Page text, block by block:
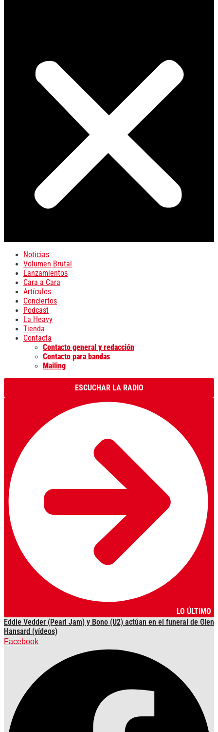
Noticias
Volumen Brutal
Lanzamientos
Cara a Cara
Artículos
Conciertos
Podcast
La Heavy
Tienda
Contacta
Contacto general y redacción
Contacto para bandas
Mailing
ESCUCHAR LA RADIO
LO ÚLTIMO
Eddie Vedder (Pearl Jam) y Bono (U2) actúan en el funeral de Glen
Hansard (vídeos)
Facebook